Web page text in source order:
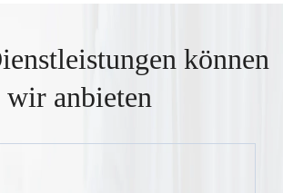
können
wir anbieten